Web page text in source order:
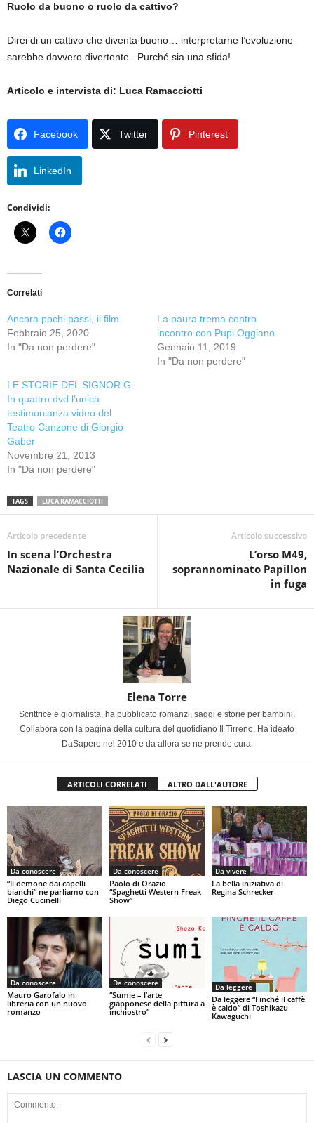
Ruolo da buono o ruolo da cattivo?
Direi di un cattivo che diventa buono… interpretarne l’evoluzione
sarebbe davvero divertente . Purché sia una sfida!
Articolo e intervista di: Luca Ramacciotti
Facebook Twitter Pinterest
LinkedIn
Condividi:
Correlati
Ancora pochi passi, il film
Febbraio 25, 2020
In "Da non perdere"
La paura trema contro
incontro con Pupi Oggiano
Gennaio 11, 2019
In "Da non perdere"
LE STORIE DEL SIGNOR G
In quattro dvd l’unica
testimonianza video del
Teatro Canzone di Giorgio
Gaber
Novembre 21, 2013
In "Da non perdere"
TAGS LUCA RAMACCIOTTI
Articolo precedente
In scena l’Orchestra
Nazionale di Santa Cecilia
Articolo successivo
L’orso M49,
soprannominato Papillon
in fuga
Elena Torre
Scrittrice e giornalista, ha pubblicato romanzi, saggi e storie per bambini.
Collabora con la pagina della cultura del quotidiano Il Tirreno. Ha ideato
DaSapere nel 2010 e da allora se ne prende cura.
ARTICOLI CORRELATI ALTRO DALL'AUTORE
Da conoscere
“Il demone dai capelli
bianchi” ne parliamo con
Diego Cucinelli
Da conoscere
Paolo di Orazio
“Spaghetti Western Freak
Show”
Da vivere
La bella iniziativa di
Regina Schrecker
Da conoscere
Mauro Garofalo in
libreria con un nuovo
romanzo
Da conoscere
“Sumie – l’arte
giapponese della pittura a
inchiostro”
Da leggere
Da leggere “Finché il caffè
è caldo” di Toshikazu
Kawaguchi
LASCIA UN COMMENTO